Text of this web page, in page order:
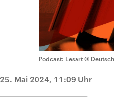
Podcast: Lesart ©
25. Mai 2024, 11:09 Uhr